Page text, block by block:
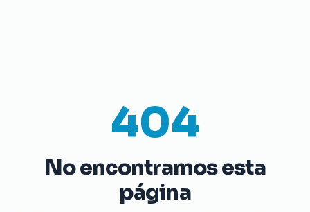
404
No encontramos esta
página